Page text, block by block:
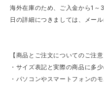
海外在庫のため、ご入金から1～
日の詳細につきましては、メー
【商品とご注文についてのご注意
・サイズ表記と実際の商品に多
・パソコンやスマートフォンの